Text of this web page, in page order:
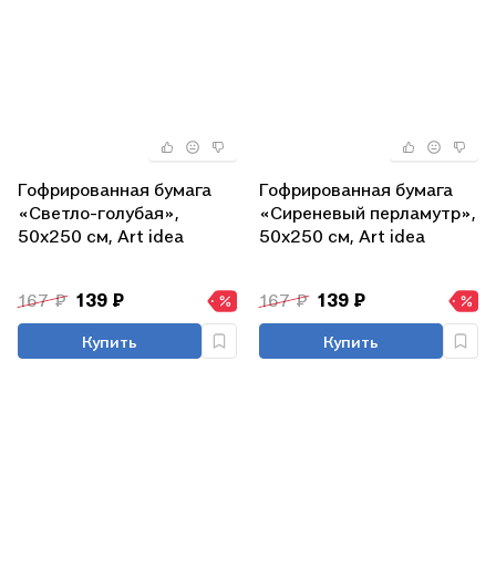
Гофрированная бумага
«Светло-голубая»,
50х250 см, Art idea
167 ₽ 139 ₽
Купить
Гофрированная бумага
«Сиреневый перламутр»,
50х250 см, Art idea
167 ₽ 139 ₽
Купить